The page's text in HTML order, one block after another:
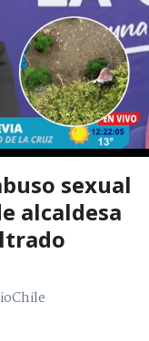
sexual
alcaldesa